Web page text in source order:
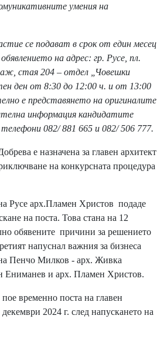
умения на
се подават в срок от един месец
на адрес: гр. Русе, пл.
стая 204 – отдел „Човешки
ден от 8:30 до 12:00 ч. и от 13:00
е представянето на оригиналите
информация кандидатите
082/ 881 665 и 082/ 506 777.
е назначена за главен архитект
на конкурсната процедура
Русе арх.Пламен Христов подаде
на поста. Това стана на 12
обявените причини за решението
напуснал важния за бизнеса
Пенчо Милков - арх. Живка
Ениманев и арх. Пламен Христов.
временно поста на главен
2024 г. след напускането на